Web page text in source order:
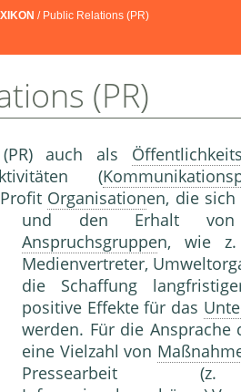
/ Public Relations (PR)
(PR)
(PR) auch als
(
Organisationen, die
und den Erhalt von
Anspruchsgruppen, wie z.
Medienvertreter,
die Schaffung
positive Effekte für das
werden. Für die
eine Vielzahl von
Pressearbeit